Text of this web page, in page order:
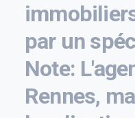
par un
Note:
Rennes,